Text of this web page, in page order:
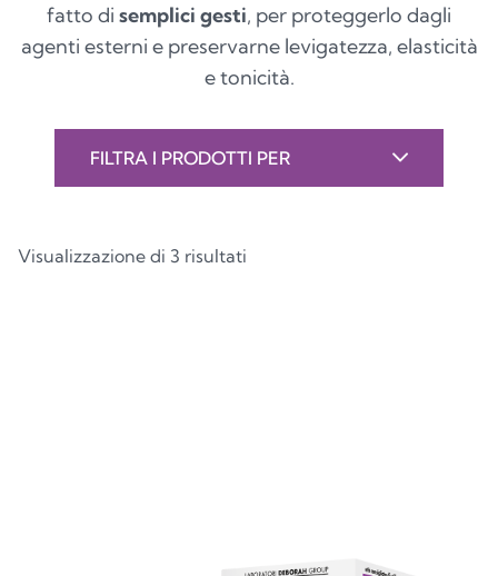
fatto di semplici gesti, per proteggerlo dagli
agenti esterni e preservarne levigatezza, elasticità
e tonicità.
FILTRA I PRODOTTI PER
Visualizzazione di 3 risultati